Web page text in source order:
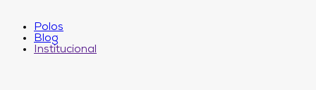
Polos
Blog
Institucional